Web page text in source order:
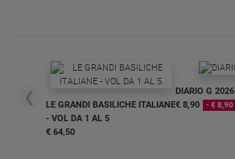
❮
LE GRANDI BASILICHE ITALIANE
- VOL DA 1 AL 5
€ 64,50
DIARIO G
€ 8,90
- € 8,90